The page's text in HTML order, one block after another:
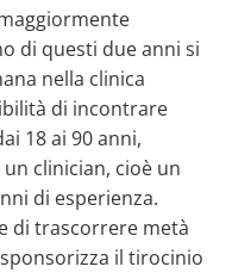
di questi due anni si
nella clinica
di incontrare
18 ai 90 anni,
clinician, cioè un
di esperienza.
di trascorrere metà
il tirocinio